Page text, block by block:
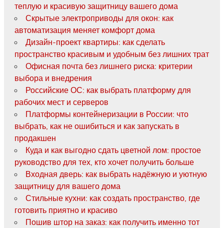
теплую и красивую защитницу вашего дома
Скрытые электроприводы для окон: как
автоматизация меняет комфорт дома
Дизайн-проект квартиры: как сделать
пространство красивым и удобным без лишних трат
Офисная почта без лишнего риска: критерии
выбора и внедрения
Российские ОС: как выбрать платформу для
рабочих мест и серверов
Платформы контейнеризации в России: что
выбрать, как не ошибиться и как запускать в
продакшен
Куда и как выгодно сдать цветной лом: простое
руководство для тех, кто хочет получить больше
Входная дверь: как выбрать надёжную и уютную
защитницу для вашего дома
Стильные кухни: как создать пространство, где
готовить приятно и красиво
Пошив штор на заказ: как получить именно тот